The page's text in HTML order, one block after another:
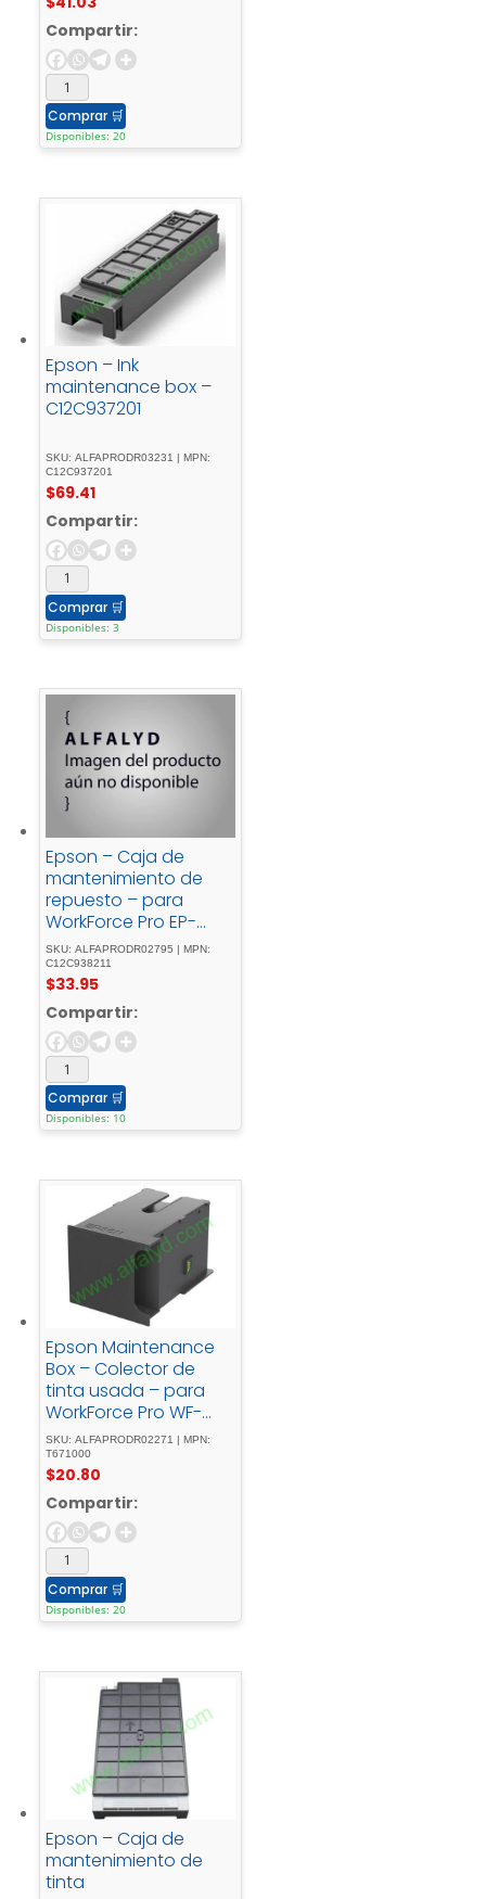
Compartir:
Comprar 🛒
Disponibles: 20
Epson – Ink
maintenance box –
C12C937201
SKU: ALFAPRODR03231 | MPN:
C12C937201
$69.41
Compartir:
Comprar 🛒
Disponibles: 3
Epson – Caja de
mantenimiento de
repuesto – para
WorkForce Pro EP-
C800, WF-C5390
SKU: ALFAPRODR02795 | MPN:
C12C938211
$33.95
Compartir:
Comprar 🛒
Disponibles: 10
Epson Maintenance
Box – Colector de
tinta usada – para
WorkForce Pro WF-
4630, 5190, 5690,
M5190, M5690, R5190,
R5690, WP-4015, 4025,
4525, M4525
SKU: ALFAPRODR02271 | MPN:
T671000
$20.80
Compartir:
Comprar 🛒
Disponibles: 20
Epson – Caja de
mantenimiento de
tinta